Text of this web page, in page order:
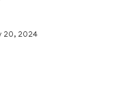
20, 2024